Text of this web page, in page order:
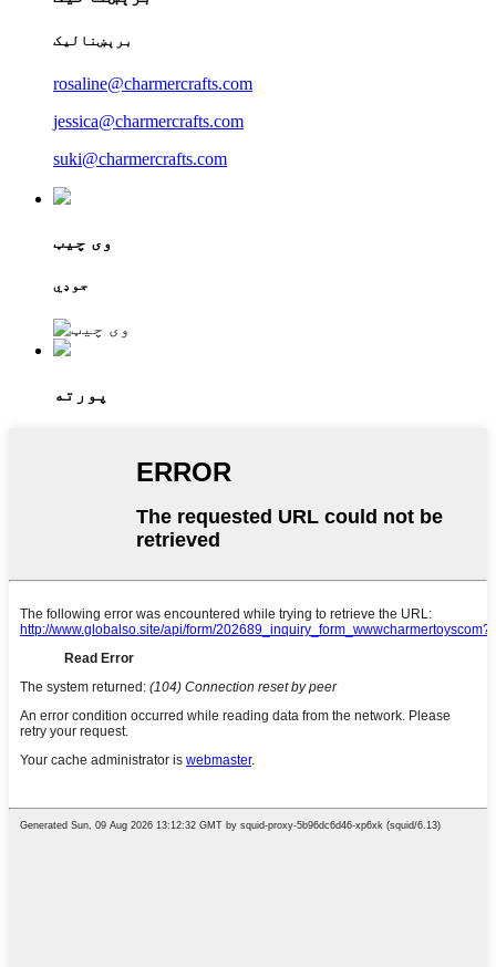
برېښنالیک
rosaline@charmercrafts.com
jessica@charmercrafts.com
suki@charmercrafts.com
وی چیټ
جوډي
پورته